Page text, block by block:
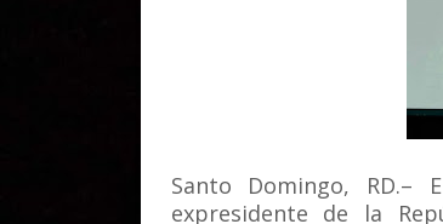
Santo Domingo, RD.–
expresidente de la